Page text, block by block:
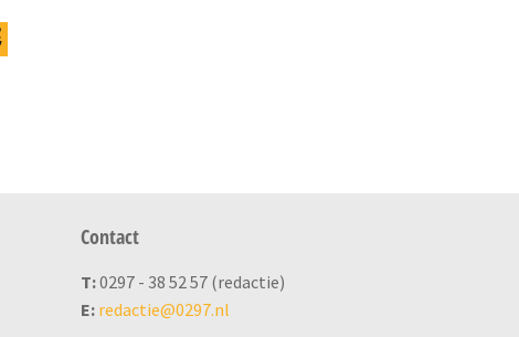
Contact
T:0297 - 38 52 57 (redactie)
E: redactie@0297.nl